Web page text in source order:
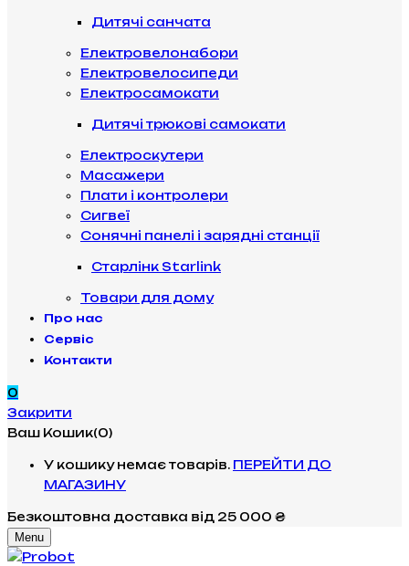
Дитячі санчата
Електровелонабори
Електровелосипеди
Електросамокати
Дитячі трюкові самокати
Електроскутери
Масажери
Плати і контролери
Сигвеї
Сонячні панелі і зарядні станції
Старлінк Starlink
Товари для дому
Про нас
Сервіс
Контакти
0
Закрити
Ваш Кошик(0)
У кошику немає товарів. ПЕРЕЙТИ ДО
МАГАЗИНУ
Безкоштовна доставка від 25 000 ₴
Menu